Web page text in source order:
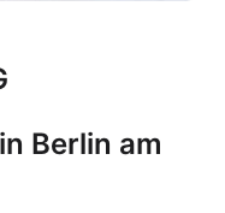
Berlin am